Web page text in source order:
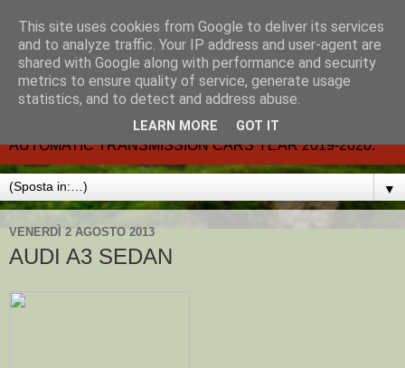
CARMATIC-®-All about
automatic cars.
Dal 2002- email.-marcvent@inwind.it.- NEW BOOK-
AUTOMATIC TRANSMISSION CARS YEAR 2019-2020.
▼
VENERDÌ 2 AGOSTO 2013
AUDI A3 SEDAN
This site uses cookies from Google to deliver its services
and to analyze traffic. Your IP address and user-agent are
shared with Google along with performance and security
metrics to ensure quality of service, generate usage
statistics, and to detect and address abuse.
LEARN MORE GOT IT